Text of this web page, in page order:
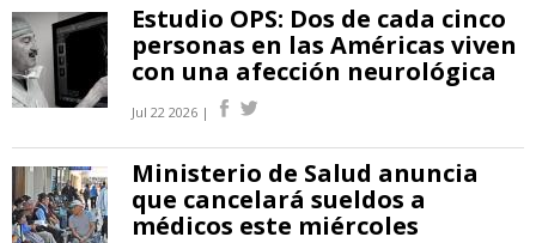
Estudio OPS: Dos de cada cinco
personas en las Américas viven
con una afección neurológica
Jul 22 2026 |
Ministerio de Salud anuncia
que cancelará sueldos a
médicos este miércoles